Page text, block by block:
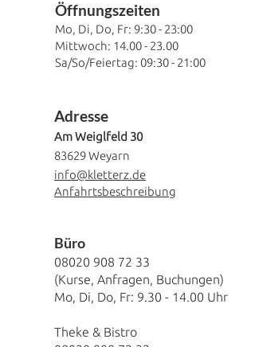
Öffnungszeiten
Mo, Di, Do, Fr: 9:30- 23:00
Mittwoch: 14.00 - 23.00
Sa/So/Feiertag: 09:30 - 21:00
Adresse
Am Weiglfeld 30
83629 Weyarn
info@kletterz.de
Anfahrtsbeschreibung
​Büro
08020 908 72 33
(Kurse, Anfragen, Buchungen)
Mo, Di, Do, Fr: 9.30 - 14.00 Uhr
Theke & Bistro